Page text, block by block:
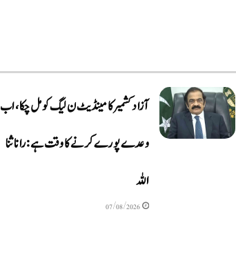
آزاد کشمیر کا مینڈیٹ ن لیگ کو مل چکا، اب
وعدے پورے کرنے کا وقت ہے: رانا ثنا
اللہ
07/08/2026